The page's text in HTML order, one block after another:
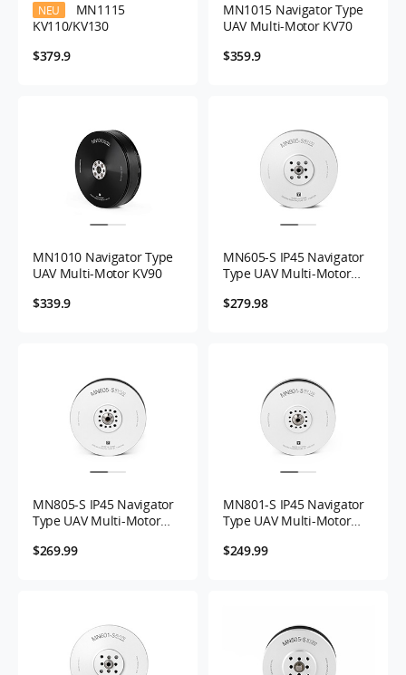
NEU
KV110/KV130
$379.9
MN1015 Navigator Type
UAV Multi-Motor KV70
$359.9
MN1010 Navigator Type
UAV Multi-Motor KV90
$339.9
MN605-S IP45 Navigator
Type UAV Multi-Motor
$279.98
MN805-S IP45 Navigator
Type UAV Multi-Motor
$269.99
MN801-S IP45 Navigator
Type UAV Multi-Motor
$249.99